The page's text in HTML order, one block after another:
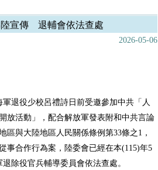
陸宣傳 退輔會依法查處
2026-05-06
退役少校呂禮詩日前受邀參加中共「人
放活動」，配合解放軍發表附和中共言論
區與大陸地區人民關係條例第33條之1，
事合作行為案，陸委會已經在本(115)年5
除役官兵輔導委員會依法查處。